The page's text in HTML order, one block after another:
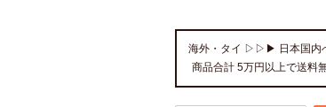
海外・タイ ▷▷▶ 日本国内
商品合計 5万円以上で送料